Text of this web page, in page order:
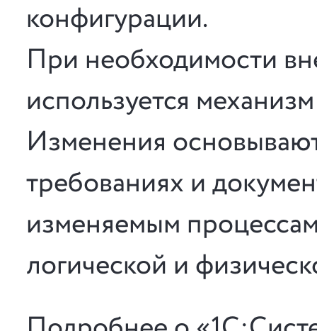
конфигурации.
При необходимости
используется
Изменения
требованиях и
изменяемым
логической и